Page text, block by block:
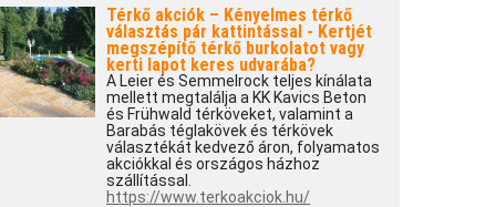
Térkő akciók – Kényelmes térkő
választás pár kattintással - Kertjét
megszépítő térkő burkolatot vagy
kerti lapot keres udvarába?
A Leier és Semmelrock teljes kínálata
mellett megtalálja a KK Kavics Beton
és Frühwald térköveket, valamint a
Barabás téglakövek és térkövek
választékát kedvező áron, folyamatos
akciókkal és országos házhoz
szállítással.
https://www.terkoakciok.hu/